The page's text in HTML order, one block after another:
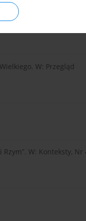
W: Przegląd
W: Konteksty, Nr